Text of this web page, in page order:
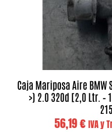
Caja Mariposa Aire
>) 2.0 320d [2,0 Ltr. –
56,19€ IVA y